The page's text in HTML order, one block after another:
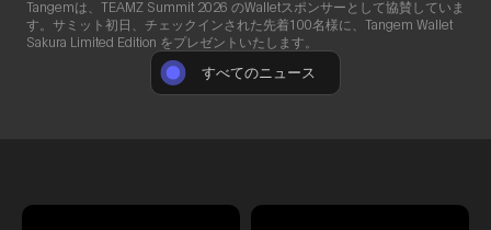
Tangemは、TEAMZ Summit 2026 のWalletスポンサーとして協賛していま
す。サミット初日、チェックインされた先着100名様に、Tangem Wallet
Sakura Limited Edition をプレゼントいたします。
すべてのニュース